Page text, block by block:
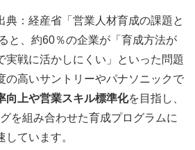
典：経産省「営業人材育成の課題と
と、約60％の企業が「育成方法が
実戦に活かしにくい」といった問題
の高いサントリーやパナソニックで
向上や営業スキル標準化を目指し、
を組み合わせた育成プログラムに
ています。